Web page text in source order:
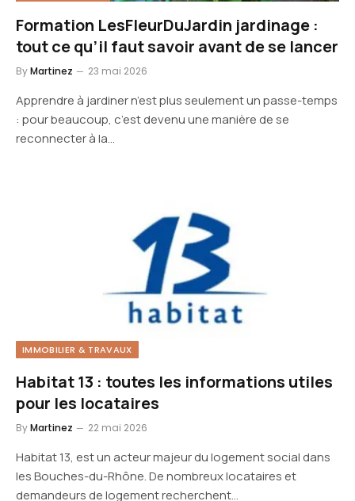
Formation LesFleurDuJardin jardinage :
tout ce qu’il faut savoir avant de se lancer
ByMartinez 23 mai 2026
Apprendre à jardiner n’est plus seulement un passe-temps
: pour beaucoup, c’est devenu une manière de se
reconnecter à la…
IMMOBILIER & TRAVAUX
Habitat 13 : toutes les informations utiles
pour les locataires
ByMartinez 22 mai 2026
Habitat 13, est un acteur majeur du logement social dans
les Bouches-du-Rhône. De nombreux locataires et
demandeurs de logement recherchent…